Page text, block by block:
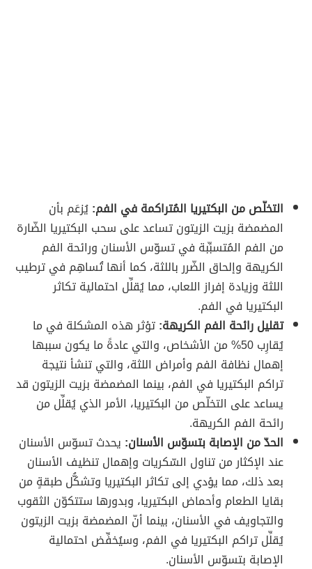
التخلّص من البكتيريا المُتراكمة في الفم:يُزعَم بأن
المضمضة بزيت الزيتون تساعد على سحب البكتيريا الضّارة
من الفم المُتسبِّبة في تسوّس الأسنان ورائحة الفم
الكريهة وإلحاق الضّرر باللثة، كما أنها تُساهِم في ترطيب
اللثة وزيادة إفراز اللعاب، مما يُقلِّل احتمالية تكاثر
البكتيريا في الفم.
تقليل رائحة الفم الكريهة:تؤثر هذه المشكلة في ما
يُقارِب 50% من الأشخاص، والتي عادةً ما يكون سببها
إهمال نظافة الفم وأمراض اللثة، والتي تنشأ نتيجة
تراكم البكتيريا في الفم، بينما المضمضة بزيت الزيتون قد
يساعد على التخلّص من البكتيريا، الأمر الذي يُقلِّل من
رائحة الفم الكريهة.
الحدّ من الإصابة بتسوّس الأسنان: يحدث تسوّس الأسنان
عند الإكثار من تناول السّكريات وإهمال تنظيف الأسنان
بعد ذلك، مما يؤدي إلى تكاثر البكتيريا وتشكُّل طبقةٍ من
بقايا الطعام وأحماض البكتيريا، وبدورها ستتكوّن الثقوب
والتجاويف في الأسنان، بينما أنّ المضمضة بزيت الزيتون
يُقلِّل تراكم البكتيريا في الفم، وسيُخفِّض احتمالية
الإصابة بتسوّس الأسنان.